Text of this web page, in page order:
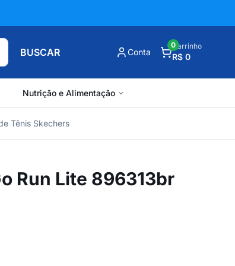
BUSCAR Conta
Carrinho
R$ 0
0
Nutrição e Alimentação
Tênis Skechers
Run Lite 896313br